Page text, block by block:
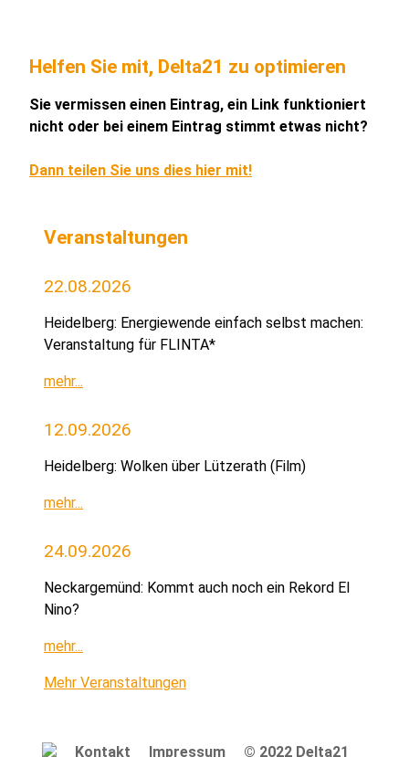
Helfen Sie mit, Delta21 zu optimieren
Sie vermissen einen Eintrag, ein Link funktioniert
nicht oder bei einem Eintrag stimmt etwas nicht?
Dann teilen Sie uns dies hier mit!
Veranstaltungen
22.08.2026
Heidelberg: Energiewende einfach selbst machen:
Veranstaltung für FLINTA*
mehr...
12.09.2026
Heidelberg: Wolken über Lützerath (Film)
mehr...
24.09.2026
Neckargemünd: Kommt auch noch ein Rekord El
Nino?
mehr...
Mehr Veranstaltungen
Kontakt Impressum © 2022 Delta21